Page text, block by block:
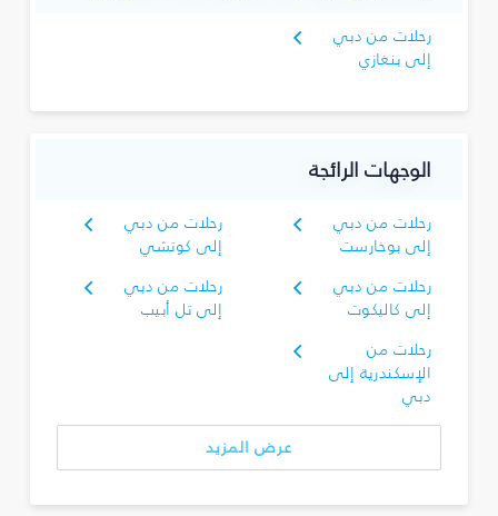
رحلات من دبي
إلى بنغازي
الوجهات الرائجة
رحلات من دبي
إلى بوخارست
رحلات من دبي
إلى كوتشي
رحلات من دبي
إلى كاليكوت
رحلات من دبي
إلى تل أبيب
رحلات من
الإسكندرية إلى
دبي
عرض المزيد